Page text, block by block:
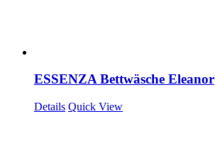
ESSENZA Bettwäsche Eleanor
Details Quick View